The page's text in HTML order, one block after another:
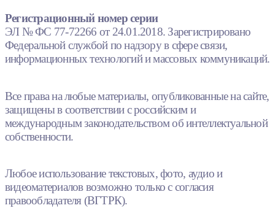
Регистрационный номер серии
ЭЛ № ФС 77-72266 от 24.01.2018. Зарегистрировано
Федеральной службой по надзору в сфере связи,
информационных технологий и массовых коммуникаций.
Все права на любые материалы, опубликованные на сайте,
защищены в соответствии с российским и
международным законодательством об интеллектуальной
собственности.
Любое использование текстовых, фото, аудио и
видеоматериалов возможно только с согласия
правообладателя (ВГТРК).